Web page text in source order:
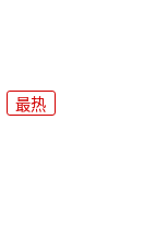
最热